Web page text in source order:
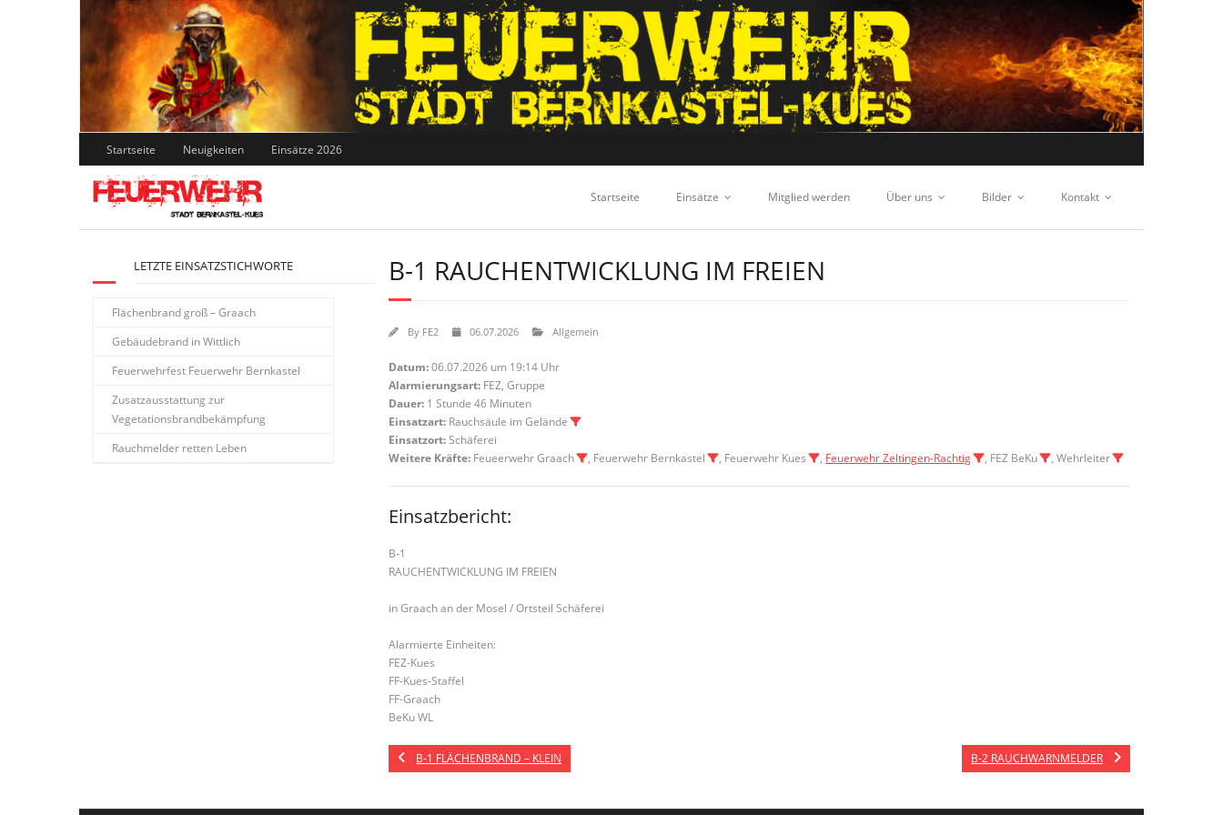
Skip
to
content
Startseite Neuigkeiten Einsätze 2026
Startseite Einsätze Mitglied werden Über uns Bilder Kontakt
B-1 RAUCHENTWICKLUNG IM FREIEN
By FE2 06.07.2026 Allgemein
Datum:06.07.2026 um 19:14 Uhr
Alarmierungsart: FEZ, Gruppe
Dauer: 1 Stunde 46 Minuten
Einsatzart: Rauchsäule im Gelände
Einsatzort:Schäferei
Weitere Kräfte: Feueerwehr Graach , Feuerwehr Bernkastel , Feuerwehr Kues , Feuerwehr Zeltingen-Rachtig , FEZ BeKu , Wehrleiter
Einsatzbericht:
B-1
RAUCHENTWICKLUNG IM FREIEN
in Graach an der Mosel / Ortsteil Schäferei
Alarmierte Einheiten:
FEZ-Kues
FF-Kues-Staffel
FF-Graach
BeKu WL
B-1 FLÄCHENBRAND – KLEIN B-2 RAUCHWARNMELDER
LETZTE EINSATZSTICHWORTE
Flächenbrand groß – Graach
Gebäudebrand in Wittlich
Feuerwehrfest Feuerwehr Bernkastel
Zusatzausstattung zur
Vegetationsbrandbekämpfung
Rauchmelder retten Leben